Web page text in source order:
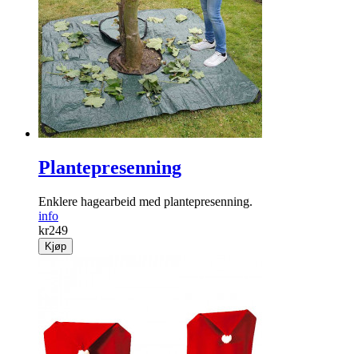
Plantepresenning
Enklere hagearbeid med plantepresenning.
info
kr249
Kjøp